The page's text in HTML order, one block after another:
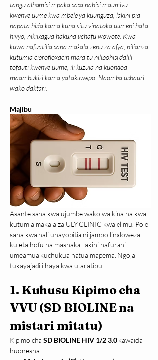
tangu alhamisi mpaka sasa nahisi maumivu
kwenye uume kwa mbele ya kuunguza, lakini pia
napata hisia kama kuna vitu vinatoka uumeni hata
hivyo, nikiikagua hakuna uchafu wowote. Kwa
kuwa nafuatilia sana makala zenu za afya, nilianza
kutumia ciprofloxacin mara tu nilipohisi dalili
tofauti kwenye uume, ili kuzuia na kuondoa
maambukizi kama yatakuwepo. Naomba ushauri
wako daktari.
Majibu
Asante sana kwa ujumbe wako wa kina na kwa
kutumia makala za ULY CLINIC kwa elimu. Pole
sana kwa hali unayopitia ni jambo linaloweza
kuleta hofu na mashaka, lakini nafurahi
umeamua kuchukua hatua mapema. Ngoja
tukayajadili haya kwa utaratibu.
1. Kuhusu Kipimo cha
VVU (SD BIOLINE na
mistari mitatu)
Kipimo cha SD BIOLINE HIV 1/2 3.0 kawaida
huonesha: